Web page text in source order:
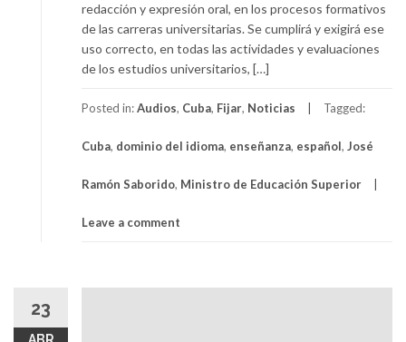
redacción y expresión oral, en los procesos formativos
de las carreras universitarias. Se cumplirá y exigirá ese
uso correcto, en todas las actividades y evaluaciones
de los estudios universitarios, […]
Posted in:Audios, Cuba, Fijar, Noticias Tagged:
Cuba, dominio del idioma, enseñanza, español, José
Ramón Saborido, Ministro de Educación Superior
Leave a comment
23